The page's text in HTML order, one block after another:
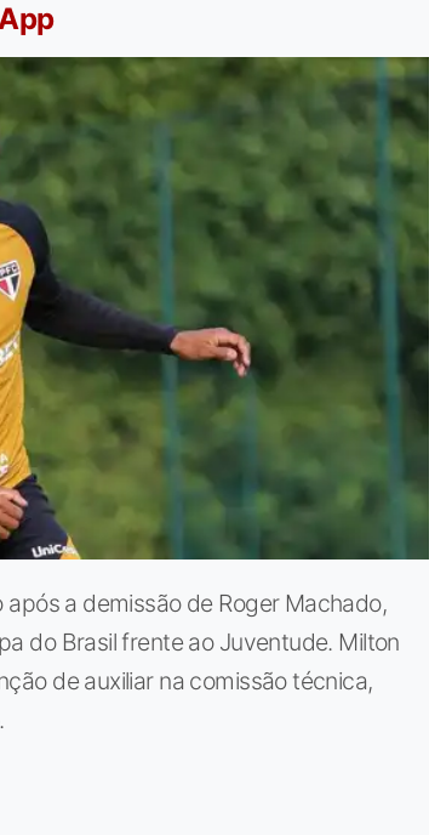
a demissão de Roger Machado,
do Brasil frente ao Juventude. Milton
de auxiliar na comissão técnica,